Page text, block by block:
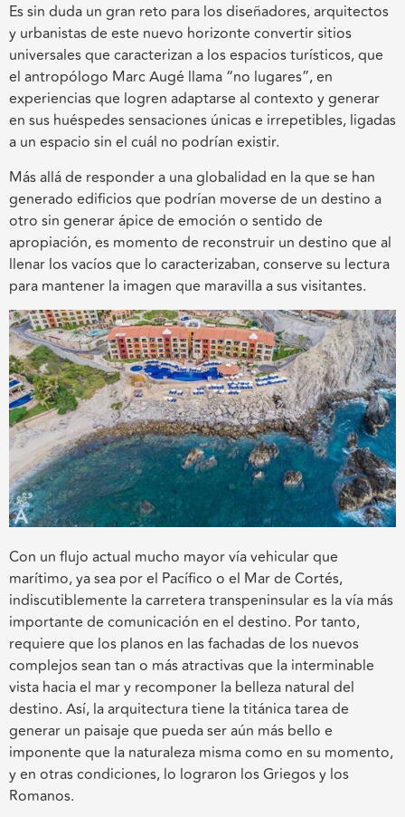
Es sin duda un gran reto para los diseñadores, arquitectos
y urbanistas de este nuevo horizonte convertir sitios
universales que caracterizan a los espacios turísticos, que
el antropólogo Marc Augé llama “no lugares”, en
experiencias que logren adaptarse al contexto y generar
en sus huéspedes sensaciones únicas e irrepetibles, ligadas
a un espacio sin el cuál no podrían existir.
Más allá de responder a una globalidad en la que se han
generado edificios que podrían moverse de un destino a
otro sin generar ápice de emoción o sentido de
apropiación, es momento de reconstruir un destino que al
llenar los vacíos que lo caracterizaban, conserve su lectura
para mantener la imagen que maravilla a sus visitantes.
Con un flujo actual mucho mayor vía vehicular que
marítimo, ya sea por el Pacífico o el Mar de Cortés,
indiscutiblemente la carretera transpeninsular es la vía más
importante de comunicación en el destino. Por tanto,
requiere que los planos en las fachadas de los nuevos
complejos sean tan o más atractivas que la interminable
vista hacia el mar y recomponer la belleza natural del
destino. Así, la arquitectura tiene la titánica tarea de
generar un paisaje que pueda ser aún más bello e
imponente que la naturaleza misma como en su momento,
y en otras condiciones, lo lograron los Griegos y los
Romanos.